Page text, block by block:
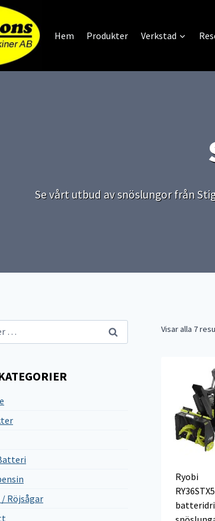
Hem Produkter Verkstad
Se vårt utbud av snöslungor från
Visar alla 7
Ryobi
Sök
Röjsågar